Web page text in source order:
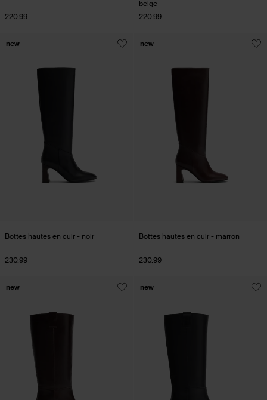
220.99
beige
220.99
Bottes hautes en cuir - noir
230.99
new
Bottes hautes en cuir - marron
230.99
new
new new